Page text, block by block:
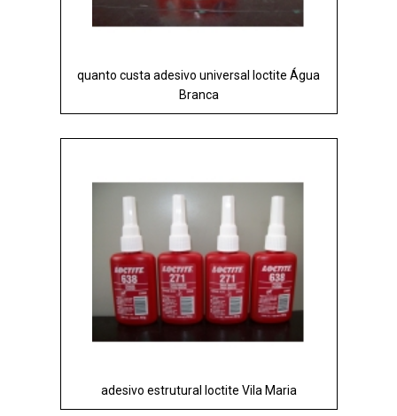
quanto custa adesivo universal loctite Água
Branca
adesivo estrutural loctite Vila Maria